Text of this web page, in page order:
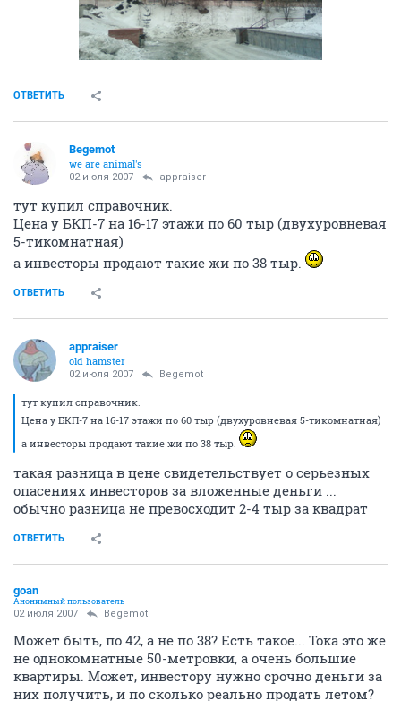
ОТВЕТИТЬ
Begemot
we are animal's
02 июля 2007 appraiser
тут купил справочник.
Цена у БКП-7 на 16-17 этажи по 60 тыр (двухуровневая
5-тикомнатная)
а инвесторы продают такие жи по 38 тыр.
ОТВЕТИТЬ
appraiser
old hamster
02 июля 2007 Begemot
тут купил справочник.
Цена у БКП-7 на 16-17 этажи по 60 тыр (двухуровневая 5-тикомнатная)
а инвесторы продают такие жи по 38 тыр.
такая разница в цене свидетельствует о серьезных
опасениях инвесторов за вложенные деньги ...
обычно разница не превосходит 2-4 тыр за квадрат
ОТВЕТИТЬ
goan
Анонимный пользователь
02 июля 2007 Begemot
Может быть, по 42, а не по 38? Есть такое... Тока это же
не однокомнатные 50-метровки, а очень большие
квартиры. Может, инвестору нужно срочно деньги за
них получить, и по сколько реально продать летом?